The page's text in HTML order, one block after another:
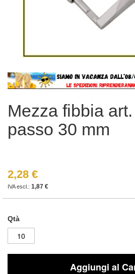
Vai
all'inizio
galleria
di
immagini
Mezza fibbia
passo 30 mm
2,28 €
1,87 €
Qtà
Aggiungi al